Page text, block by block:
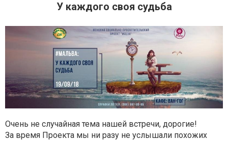
У каждого своя судьба
Очень не случайная тема нашей встречи, дорогие!
За время Проекта мы ни разу не услышали похожих